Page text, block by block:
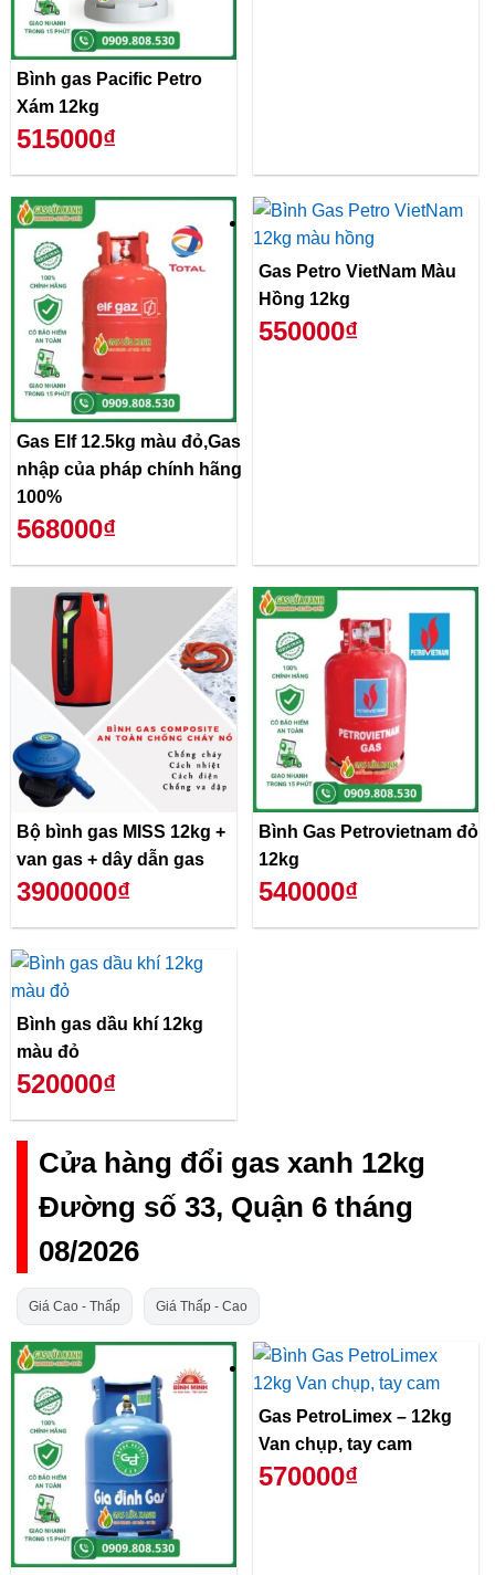
Bình gas Pacific Petro
Xám 12kg
515000₫
Gas Elf 12.5kg màu đỏ,Gas
nhập của pháp chính hãng
100%
568000₫
Gas Petro VietNam Màu
Hồng 12kg
550000₫
Bộ bình gas MISS 12kg +
van gas + dây dẫn gas
3900000₫
Bình Gas Petrovietnam đỏ
12kg
540000₫
Bình gas dầu khí 12kg
màu đỏ
520000₫
Cửa hàng đổi gas xanh 12kg
Đường số 33, Quận 6 tháng
08/2026
Giá Cao - Thấp Giá Thấp - Cao
Gas PetroLimex – 12kg
Van chụp, tay cam
570000₫